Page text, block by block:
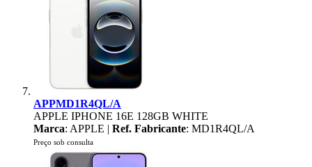
APPMD1R4QL/A
APPLE IPHONE 16E 128GB WHITE
Marca: APPLE | Ref. Fabricante: MD1R4QL/A
Preço sob consulta